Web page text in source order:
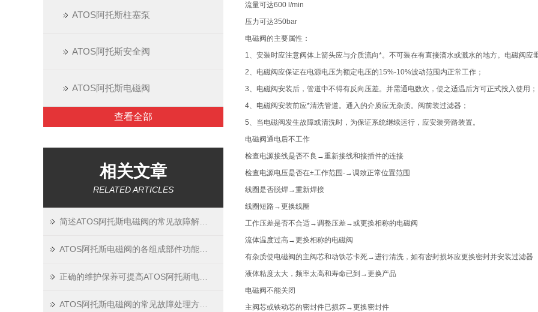
ATOS阿托斯柱塞泵
ATOS阿托斯安全阀
ATOS阿托斯电磁阀
查看全部
相关文章
RELATED ARTICLES
流量可达600 l/min
压力可达350bar
电磁阀的主要属性：
1、安装时应注意阀体上箭头应与介质流向*。不可装在有直接滴水或溅水的地方。电磁阀应
2、电磁阀应保证在电源电压为额定电压的15%-10%波动范围内正常工作；
3、电磁阀安装后，管道中不得有反向压差。并需通电数次，使之适温后方可正式投入使用；
4、电磁阀安装前应*清洗管道。通入的介质应无杂质。阀前装过滤器；
5、当电磁阀发生故障或清洗时，为保证系统继续运行，应安装旁路装置。
电磁阀通电后不工作
检查电源接线是否不良→重新接线和接插件的连接
检查电源电压是否在±工作范围-→调致正常位置范围
线圈是否脱焊→重新焊接
线圈短路→更换线圈
工作压差是否不合适→调整压差→或更换相称的电磁阀
流体温度过高→更换相称的电磁阀
有杂质使电磁阀的主阀芯和动铁芯卡死→进行清洗，如有密封损坏应更换密封并安装过滤器
液体粘度太大，频率太高和寿命已到→更换产品
电磁阀不能关闭
主阀芯或铁动芯的密封件已损坏→更换密封件